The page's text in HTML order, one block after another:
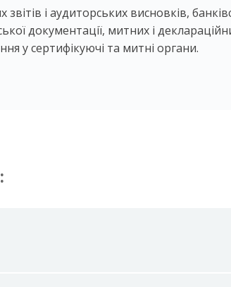
і аудиторських висновків,
документації, митних і
у сертифікуючі та митні органи.